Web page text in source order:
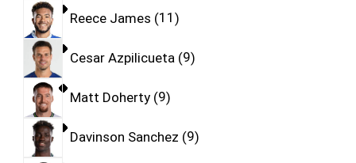
Reece James 11
Cesar Azpilicueta 9
Matt Doherty 9
Davinson Sanchez 9